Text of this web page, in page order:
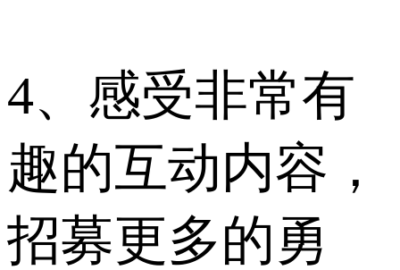
4、感受非常有
趣的互动内容，
招募更多的勇